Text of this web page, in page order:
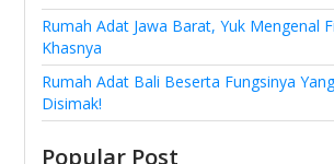
Rumah Adat Jawa Barat, Yuk Mengenal
Khasnya
Rumah Adat Bali Beserta Fungsinya
Disimak!
Popular Post